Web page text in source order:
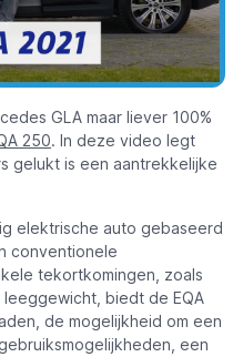
GLA maar liever 100%
250. In deze video legt
gelukt is een aantrekkelijke
elektrische auto gebaseerd
conventionele
tekortkomingen, zoals
biedt de EQA
de mogelijkheid om een
een